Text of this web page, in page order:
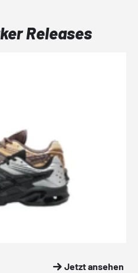
Releases
Jetzt ansehen